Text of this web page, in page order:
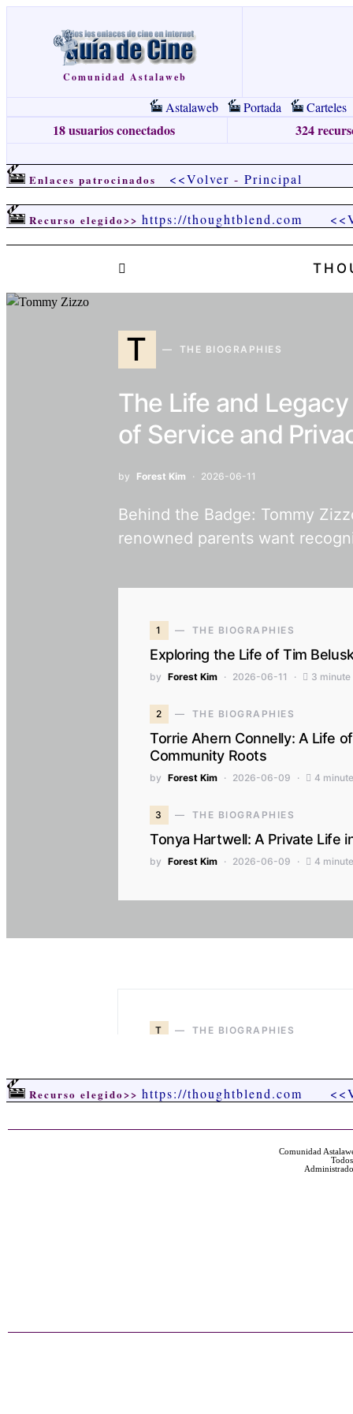
Comunidad Astalaweb
Astalaweb Portada Carteles
18 usuarios conectados 324
Enlaces patrocinados <<Volver - Principal
Recurso elegido>> https://thoughtblend.com
Recurso elegido>> https://thoughtblend.com
Comunidad